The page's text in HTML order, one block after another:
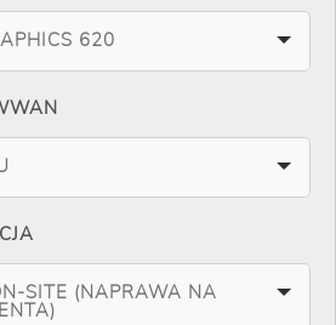
620
SITE (NAPRAWA NA